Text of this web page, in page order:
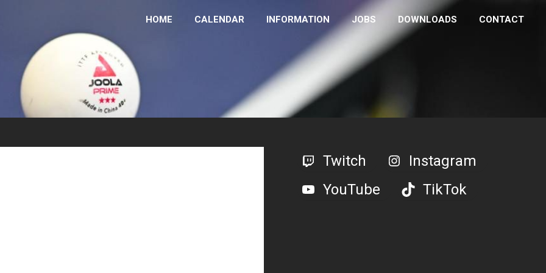
HOME CALENDAR INFORMATION JOBS DOWNLOADS CONTACT
Twitch
Instagram
YouTube
TikTok